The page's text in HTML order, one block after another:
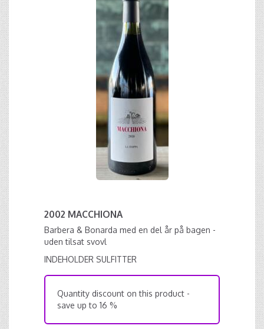
2002 MACCHIONA
Barbera & Bonarda med en del år på bagen -
uden tilsat svovl
INDEHOLDER SULFITTER
Quantity discount on this product -
save up to 16 %